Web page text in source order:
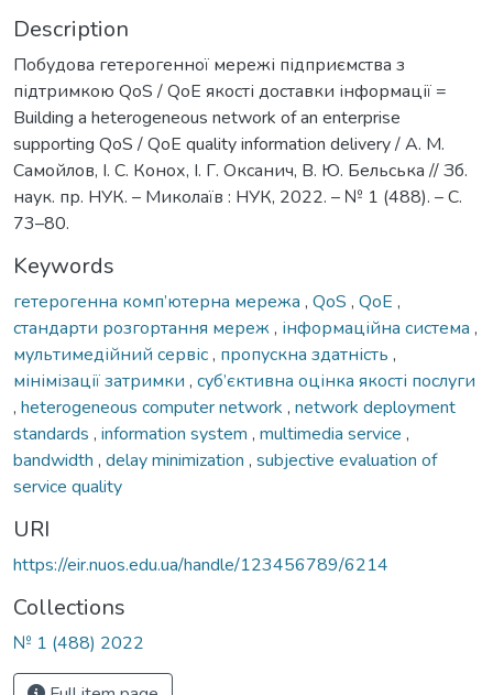
Description
Побудова гетерогенної мережі підприємства з
підтримкою QoS / QoE якості доставки інформації =
Building a heterogeneous network of an enterprise
supporting QoS / QoE quality information delivery / А. М.
Самойлов, І. С. Конох, І. Г. Оксанич, В. Ю. Бельська // Зб.
наук. пр. НУК. – Миколаїв : НУК, 2022. – № 1 (488). – С.
73–80.
Keywords
гетерогенна комп’ютерна мережа , QoS , QoE ,
стандарти розгортання мереж, інформаційна система ,
мультимедійний сервіс, пропускна здатність ,
мінімізації затримки , суб’єктивна оцінка якості послуги
, heterogeneous computer network , network deployment
standards , information system , multimedia service ,
bandwidth , delay minimization , subjective evaluation of
service quality
URI
https://eir.nuos.edu.ua/handle/123456789/6214
Collections
№ 1 (488) 2022